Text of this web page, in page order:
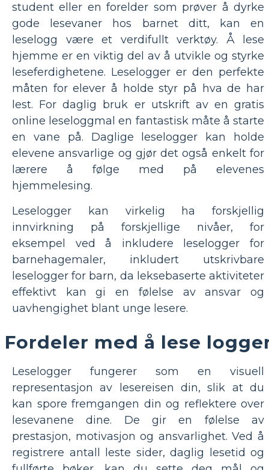
student eller en forelder som prøver å dyrke
gode lesevaner hos barnet ditt, kan en
leselogg være et verdifullt verktøy. Å lese
hjemme er en viktig del av å utvikle og styrke
leseferdighetene. Leselogger er den perfekte
måten for elever å holde styr på hva de har
lest. For daglig bruk er utskrift av en gratis
online leseloggmal en fantastisk måte å starte
en vane på. Daglige leselogger kan holde
elevene ansvarlige og gjør det også enkelt for
lærere å følge med på elevenes
hjemmelesing.
Leselogger kan virkelig ha forskjellig
innvirkning på forskjellige nivåer, for
eksempel ved å inkludere leselogger for
barnehagemaler, inkludert utskrivbare
leselogger for barn, da leksebaserte aktiviteter
effektivt kan gi en følelse av ansvar og
uavhengighet blant unge lesere.
Fordeler med å lese
Leselogger fungerer som en visuell
representasjon av lesereisen din, slik at du
kan spore fremgangen din og reflektere over
lesevanene dine. De gir en følelse av
prestasjon, motivasjon og ansvarlighet. Ved å
registrere antall leste sider, daglig lesetid og